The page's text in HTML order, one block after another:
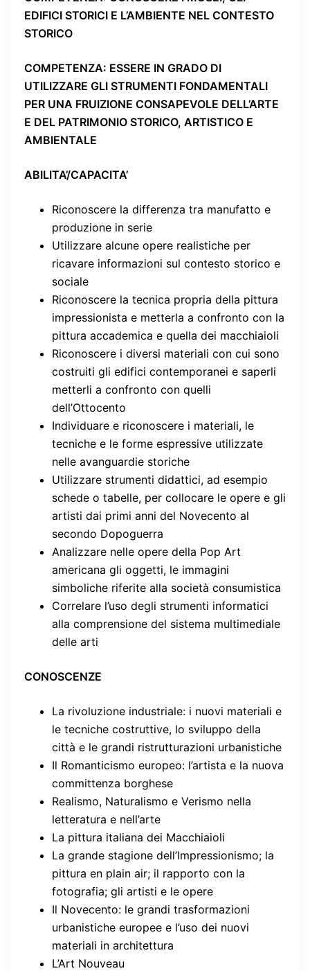
EDIFICI STORICI E L’AMBIENTE NEL CONTESTO
STORICO
COMPETENZA: ESSERE IN GRADO DI
UTILIZZARE GLI STRUMENTI FONDAMENTALI
PER UNA FRUIZIONE CONSAPEVOLE DELL’ARTE
E DEL PATRIMONIO STORICO, ARTISTICO E
AMBIENTALE
ABILITA’/CAPACITA’
Riconoscere la differenza tra manufatto e
produzione in serie
Utilizzare alcune opere realistiche per
ricavare informazioni sul contesto storico e
sociale
Riconoscere la tecnica propria della pittura
impressionista e metterla a confronto con la
pittura accademica e quella dei macchiaioli
Riconoscere i diversi materiali con cui sono
costruiti gli edifici contemporanei e saperli
metterli a confronto con quelli
dell’Ottocento
Individuare e riconoscere i materiali, le
tecniche e le forme espressive utilizzate
nelle avanguardie storiche
Utilizzare strumenti didattici, ad esempio
schede o tabelle, per collocare le opere e gli
artisti dai primi anni del Novecento al
secondo Dopoguerra
Analizzare nelle opere della Pop Art
americana gli oggetti, le immagini
simboliche riferite alla società consumistica
Correlare l’uso degli strumenti informatici
alla comprensione del sistema multimediale
delle arti
CONOSCENZE
La rivoluzione industriale: i nuovi materiali e
le tecniche costruttive, lo sviluppo della
città e le grandi ristrutturazioni urbanistiche
Il Romanticismo europeo: l’artista e la nuova
committenza borghese
Realismo, Naturalismo e Verismo nella
letteratura e nell’arte
La pittura italiana dei Macchiaioli
La grande stagione dell’Impressionismo; la
pittura en plain air; il rapporto con la
fotografia; gli artisti e le opere
Il Novecento: le grandi trasformazioni
urbanistiche europee e l’uso dei nuovi
materiali in architettura
L’Art Nouveau